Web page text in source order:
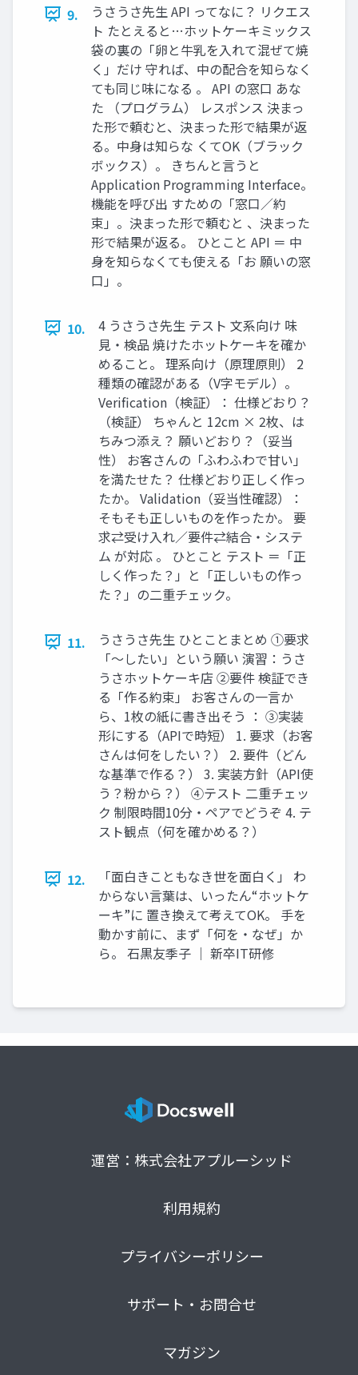
9.
うさうさ先生 API ってなに？ リクエス
ト たとえると…ホットケーキミックス
袋の裏の「卵と牛乳を入れて混ぜて焼
く」だけ 守れば、中の配合を知らなく
ても同じ味になる 。 API の窓口 あな
た （プログラム） レスポンス 決まっ
た形で頼むと、決まった形で結果が返
る。中身は知らな くてOK（ブラック
ボックス）。 きちんと言うと
Application Programming Interface。
機能を呼び出 すための「窓口／約
束」。決まった形で頼むと 、決まった
形で結果が返る。 ひとこと API ＝ 中
身を知らなくても使える「お 願いの窓
口」。
10.
4 うさうさ先生 テスト 文系向け 味
見・検品 焼けたホットケーキを確か
めること。 理系向け（原理原則） 2
種類の確認がある（V字モデル）。
Verification（検証）： 仕様どおり？
（検証） ちゃんと 12cm × 2枚、は
ちみつ添え？ 願いどおり？（妥当
性） お客さんの「ふわふわで甘い」
を満たせた？ 仕様どおり正しく作っ
たか。 Validation（妥当性確認）：
そもそも正しいものを作ったか。 要
求⇄受け入れ／要件⇄結合・システ
ム が対応 。 ひとこと テスト ＝「正
しく作った？」と「正しいもの作っ
た？」の二重チェック。
11.
うさうさ先生 ひとことまとめ ①要求
「〜したい」という願い 演習：うさ
うさホットケーキ店 ②要件 検証でき
る「作る約束」 お客さんの一言か
ら、1枚の紙に書き出そう ： ③実装
形にする（APIで時短） 1. 要求（お客
さんは何をしたい？） 2. 要件（どん
な基準で作る？） 3. 実装方針（API使
う？粉から？） ④テスト 二重チェッ
ク 制限時間10分・ペアでどうぞ 4. テ
スト観点（何を確かめる？）
12.
「面白きこともなき世を面白く」 わ
からない言葉は、いったん“ホットケ
ーキ”に 置き換えて考えてOK。 手を
動かす前に、まず「何を・なぜ」か
ら。 石黒友季子 ｜ 新卒IT研修
運営：株式会社アプルーシッド
利用規約
プライバシーポリシー
サポート・お問合せ
マガジン